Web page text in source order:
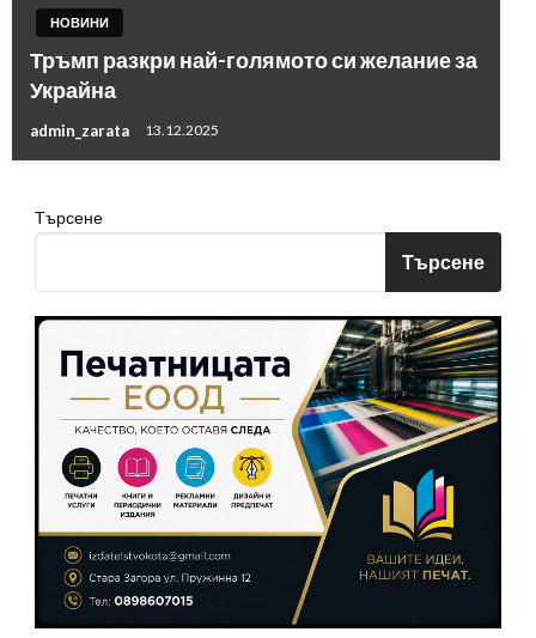
НОВИНИ
Тръмп разкри най-голямото си желание за
Украйна
admin_zarata 13.12.2025
Търсене
Търсене